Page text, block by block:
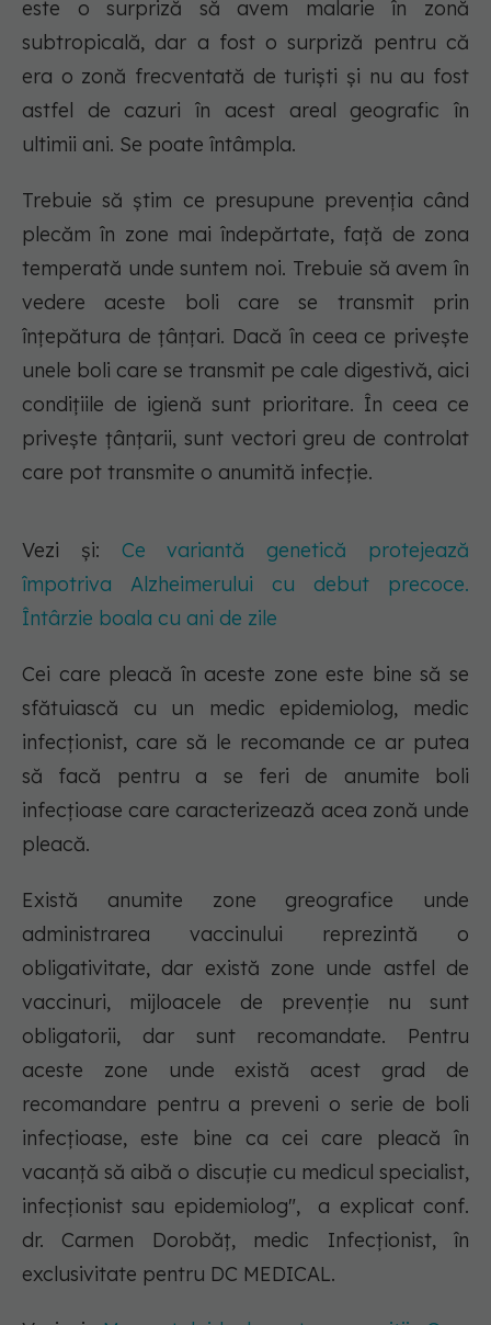
este o surpriză să avem malarie în zonă
subtropicală, dar a fost o surpriză pentru că
era o zonă frecventată de turiști și nu au fost
astfel de cazuri în acest areal geografic în
ultimii ani. Se poate întâmpla.
Trebuie să știm ce presupune prevenția când
plecăm în zone mai îndepărtate, față de zona
temperată unde suntem noi. Trebuie să avem în
vedere aceste boli care se transmit prin
înțepătura de țânțari. Dacă în ceea ce privește
unele boli care se transmit pe cale digestivă, aici
condițiile de igienă sunt prioritare. În ceea ce
privește țânțarii, sunt vectori greu de controlat
care pot transmite o anumită infecție.
Vezi și: Ce variantă genetică protejează
împotriva Alzheimerului cu debut precoce.
Întârzie boala cu ani de zile
Cei care pleacă în aceste zone este bine să se
sfătuiască cu un medic epidemiolog, medic
infecționist, care să le recomande ce ar putea
să facă pentru a se feri de anumite boli
infecțioase care caracterizează acea zonă unde
pleacă.
Există anumite zone greografice unde
administrarea vaccinului reprezintă o
obligativitate, dar există zone unde astfel de
vaccinuri, mijloacele de prevenție nu sunt
obligatorii, dar sunt recomandate. Pentru
aceste zone unde există acest grad de
recomandare pentru a preveni o serie de boli
infecțioase, este bine ca cei care pleacă în
vacanță să aibă o discuție cu medicul specialist,
infecționist sau epidemiolog", a explicat conf.
dr. Carmen Dorobăț, medic Infecționist, în
exclusivitate pentru DC MEDICAL.